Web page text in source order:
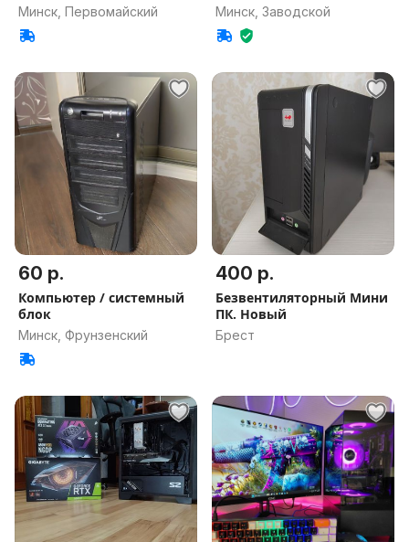
Минск, Первомайский Минск, Заводской
60 р.
Компьютер / системный
блок
Минск, Фрунзенский
400 р.
Безвентиляторный Мини
ПК. Новый
Брест